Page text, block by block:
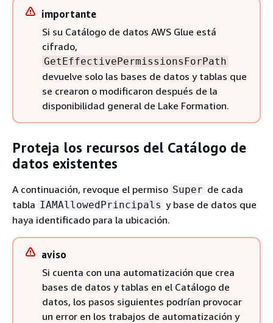
importante
Si su Catálogo de datos AWS Glue está
cifrado,
GetEffectivePermissionsForPath
devuelve solo las bases de datos y tablas que
se crearon o modificaron después de la
disponibilidad general de Lake Formation.
Proteja los recursos del Catálogo de
datos existentes
A continuación, revoque el permiso Super de cada
tabla IAMAllowedPrincipals y base de datos que
haya identificado para la ubicación.
aviso
Si cuenta con una automatización que crea
bases de datos y tablas en el Catálogo de
datos, los pasos siguientes podrían provocar
un error en los trabajos de automatización y